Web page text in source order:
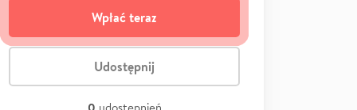
Wpłać teraz
Udostępnij